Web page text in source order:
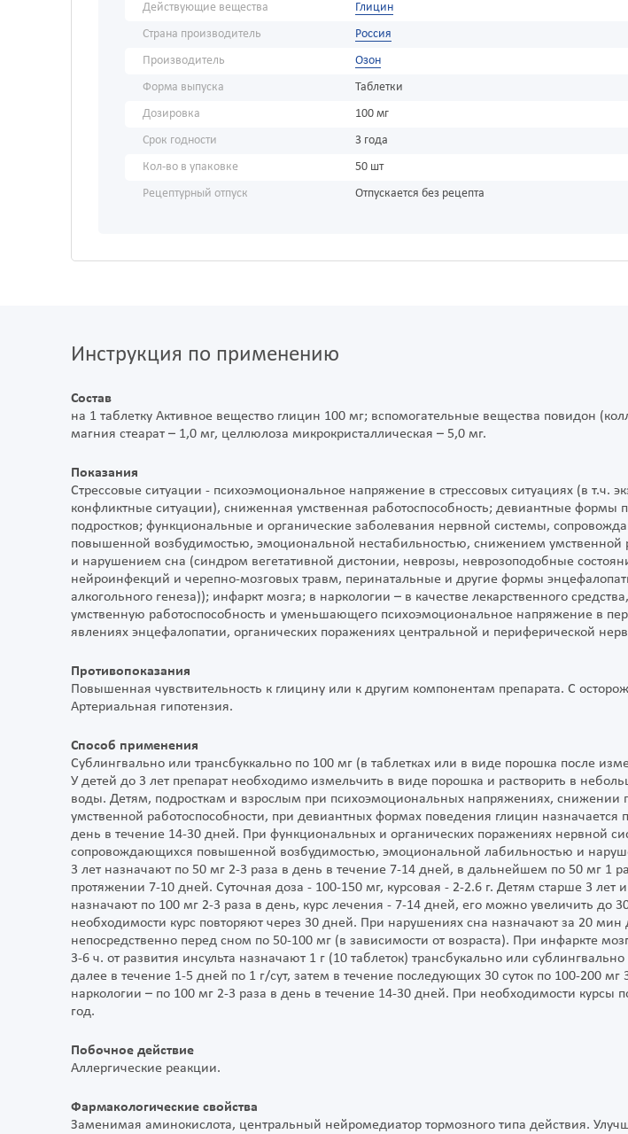
Действующие вещества
Глицин
Страна производитель
Россия
Производитель
Озон
Форма выпуска
Таблетки
Дозировка
100 мг
Срок годности
3 года
Кол-во в упаковке
50 шт
Рецептурный отпуск
Отпускается без рецепта
Инструкция по применению
Состав
на 1 таблетку Активное вещество глицин 100 мг; вспомогательные вещества повидон
магния стеарат – 1,0 мг, целлюлоза микрокристаллическая – 5,0 мг.
Показания
Стрессовые ситуации - психоэмоциональное напряжение в стрессовых ситуациях (в т.ч.
конфликтные ситуации), сниженная умственная работоспособность; девиантные формы
подростков; функциональные и органические заболевания нервной системы,
повышенной возбудимостью, эмоциональной нестабильностью, снижением умственной
и нарушением сна (синдром вегетативной дистонии, неврозы, неврозоподобные
нейроинфекций и черепно-мозговых травм, перинатальные и другие формы
алкогольного генеза)); инфаркт мозга; в наркологии – в качестве лекарственного
умственную работоспособность и уменьшающего психоэмоциональное напряжение в
явлениях энцефалопатии, органических поражениях центральной и периферической
Противопоказания
Повышенная чувствительность к глицину или к другим компонентам препарата. С
Артериальная гипотензия.
Способ применения
Сублингвально или трансбуккально по 100 мг (в таблетках или в виде порошка после
У детей до 3 лет препарат необходимо измельчить в виде порошка и растворить в
воды. Детям, подросткам и взрослым при психоэмоциональных напряжениях, снижении
умственной работоспособности, при девиантных формах поведения глицин назначается
день в течение 14-30 дней. При функциональных и органических поражениях нервной
сопровождающихся повышенной возбудимостью, эмоциональной лабильностью и
3 лет назначают по 50 мг 2-3 раза в день в течение 7-14 дней, в дальнейшем по 50 мг 1
протяжении 7-10 дней. Суточная доза - 100-150 мг, курсовая - 2-2.6 г. Детям старше 3 лет
назначают по 100 мг 2-3 раза в день, курс лечения - 7-14 дней, его можно увеличить до
необходимости курс повторяют через 30 дней. При нарушениях сна назначают за 20 мин
непосредственно перед сном по 50-100 мг (в зависимости от возраста). При инфаркте
3-6 ч. от развития инсульта назначают 1 г (10 таблеток) трансбукально или
далее в течение 1-5 дней по 1 г/сут, затем в течение последующих 30 суток по 100-200 мг
наркологии – по 100 мг 2-3 раза в день в течение 14-30 дней. При необходимости курсы
год.
Побочное действие
Аллергические реакции.
Фармакологические свойства
Заменимая аминокислота, центральный нейромедиатор тормозного типа действия.